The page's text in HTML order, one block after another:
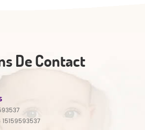
De Contact